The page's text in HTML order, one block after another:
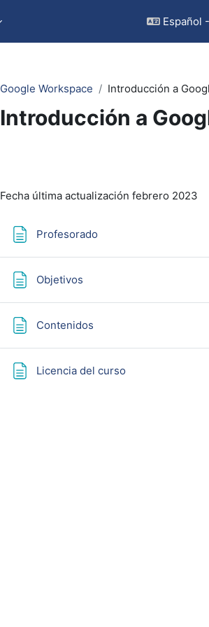
Español
Google Workspace Introducción a
Introducción a
Fecha última actualización febrero 2023
ProfesoradoPágina
ObjetivosPágina
ContenidosPágina
Licencia del cursoPágina